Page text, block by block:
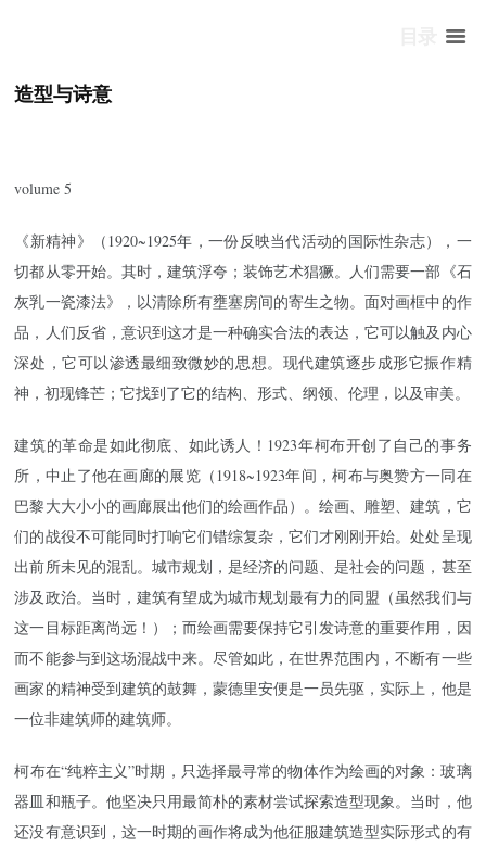
造型与诗意
volume 5
《新精神》（1920~1925年，一份反映当代活动的国际性杂志），一
切都从零开始。其时，建筑浮夸；装饰艺术猖獗。人们需要一部《石
灰乳一瓷漆法》，以清除所有壅塞房间的寄生之物。面对画框中的作
品，人们反省，意识到这才是一种确实合法的表达，它可以触及内心
深处，它可以渗透最细致微妙的思想。现代建筑逐步成形它振作精
神，初现锋芒；它找到了它的结构、形式、纲领、伦理，以及审美。
建筑的革命是如此彻底、如此诱人！1923年柯布开创了自己的事务
所，中止了他在画廊的展览（1918~1923年间，柯布与奥赞方一同在
巴黎大大小小的画廊展出他们的绘画作品）。绘画、雕塑、建筑，它
们的战役不可能同时打响它们错综复杂，它们才刚刚开始。处处呈现
出前所未见的混乱。城市规划，是经济的问题、是社会的问题，甚至
涉及政治。当时，建筑有望成为城市规划最有力的同盟（虽然我们与
这一目标距离尚远！）；而绘画需要保持它引发诗意的重要作用，因
而不能参与到这场混战中来。尽管如此，在世界范围内，不断有一些
画家的精神受到建筑的鼓舞，蒙德里安便是一员先驱，实际上，他是
一位非建筑师的建筑师。
柯布在“纯粹主义”时期，只选择最寻常的物体作为绘画的对象：玻璃
器皿和瓶子。他坚决只用最简朴的素材尝试探索造型现象。当时，他
还没有意识到，这一时期的画作将成为他征服建筑造型实际形式的有